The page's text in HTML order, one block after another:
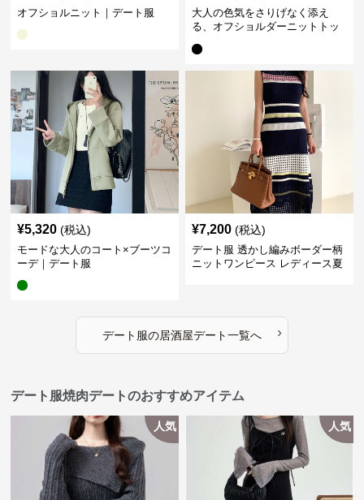
オフショルニット｜デート服
大人の色気をさりげなく添え
る、オフショルダーニットトッ
¥5,320 (税込)
モードな大人のコート×ブーツコ
ーデ｜デート服
¥7,200 (税込)
デート服 透かし編みボーダー柄
ニットワンピース レディース夏
デート服の居酒屋デート一覧へ ›
デート服焼肉デートのおすすめアイテム
人気 人気